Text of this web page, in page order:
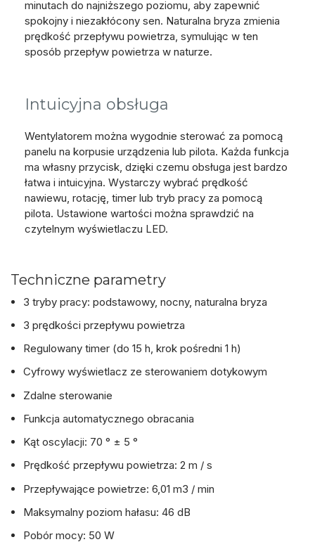
minutach do najniższego poziomu, aby zapewnić
spokojny i niezakłócony sen. Naturalna bryza zmienia
prędkość przepływu powietrza, symulując w ten
sposób przepływ powietrza w naturze.
Intuicyjna obsługa
Wentylatorem można wygodnie sterować za pomocą
panelu na korpusie urządzenia lub pilota. Każda funkcja
ma własny przycisk, dzięki czemu obsługa jest bardzo
łatwa i intuicyjna. Wystarczy wybrać prędkość
nawiewu, rotację, timer lub tryb pracy za pomocą
pilota. Ustawione wartości można sprawdzić na
czytelnym wyświetlaczu LED.
Techniczne parametry
3 tryby pracy: podstawowy, nocny, naturalna bryza
3 prędkości przepływu powietrza
Regulowany timer (do 15 h, krok pośredni 1 h)
Cyfrowy wyświetlacz ze sterowaniem dotykowym
Zdalne sterowanie
Funkcja automatycznego obracania
Kąt oscylacji: 70 ° ± 5 °
Prędkość przepływu powietrza: 2 m / s
Przepływające powietrze: 6,01 m3 / min
Maksymalny poziom hałasu: 46 dB
Pobór mocy: 50 W